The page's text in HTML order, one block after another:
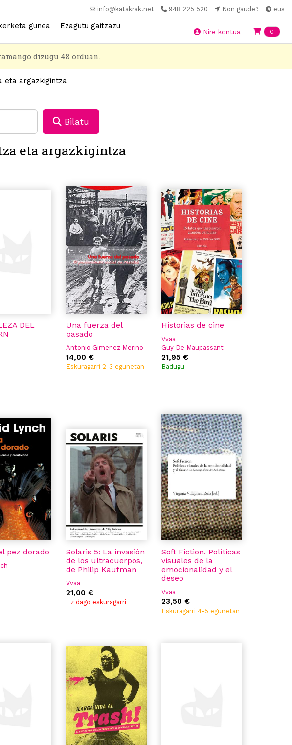
info@katakrak.net 948 225 520 Non gaude? eus
gunea
Ezagutu gaitzazu
Nire kontua 0
dizugu 48 orduan.
eta argazkigintza
Bilatu
eta argazkigintza
DEL
Una fuerza del
pasado
Antonio Gimenez Merino
14,00 €
Eskuragarri 2-3 egunetan
Historias de cine
Vvaa
Guy De Maupassant
Stefan Zweig
Agatha Christie
21,95 €
Badugu
pez dorado
Solaris 5: La invasión
de los ultracuerpos,
de Philip Kaufman
Vvaa
21,00 €
Ez dago eskuragarri
Soft Fiction. Políticas
visuales de la
emocionalidad y el
deseo
Vvaa
23,50 €
Eskuragarri 4-5 egunetan